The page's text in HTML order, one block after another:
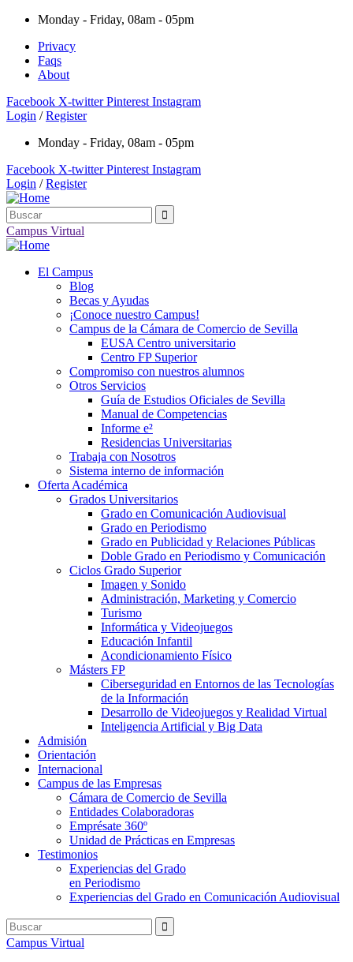
Monday - Friday, 08am - 05pm
Privacy
Faqs
About
Facebook X-twitter Pinterest Instagram
Login / Register
Monday - Friday, 08am - 05pm
Facebook X-twitter Pinterest Instagram
Login / Register
Campus Virtual
El Campus
Blog
Becas y Ayudas
¡Conoce nuestro Campus!
Campus de la Cámara de Comercio de Sevilla
EUSA Centro universitario
Centro FP Superior
Compromiso con nuestros alumnos
Otros Servicios
Guía de Estudios Oficiales de Sevilla
Manual de Competencias
Informe e²
Residencias Universitarias
Trabaja con Nosotros
Sistema interno de información
Oferta Académica
Grados Universitarios
Grado en Comunicación Audiovisual
Grado en Periodismo
Grado en Publicidad y Relaciones Públicas
Doble Grado en Periodismo y Comunicación
Ciclos Grado Superior
Imagen y Sonido
Administración, Marketing y Comercio
Turismo
Informática y Videojuegos
Educación Infantil
Acondicionamiento Físico
Másters FP
Ciberseguridad en Entornos de las Tecnologías
de la Información
Desarrollo de Videojuegos y Realidad Virtual
Inteligencia Artificial y Big Data
Admisión
Orientación
Internacional
Campus de las Empresas
Cámara de Comercio de Sevilla
Entidades Colaboradoras
Emprésate 360º
Unidad de Prácticas en Empresas
Testimonios
Experiencias del Grado
en Periodismo
Experiencias del Grado en Comunicación Audiovisual
Campus Virtual